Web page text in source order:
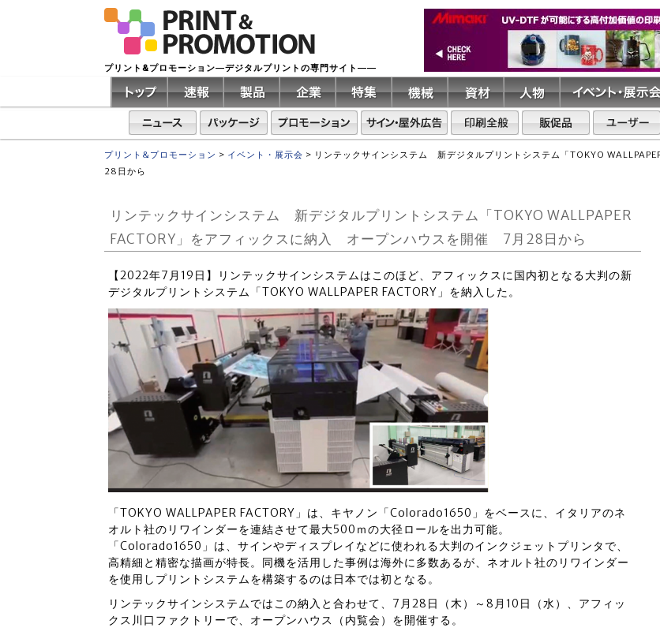
プリント&プロモーション―デジタルプリントの専門サイト――
プリント&プロモーション > イベント・展示会 > リンテックサインシステム 新デジタルプリントシステム「TOKYO
28日から
リンテックサインシステム 新デジタルプリントシステム「TOKYO WALLPAPER
FACTORY」をアフィックスに納入 オープンハウスを開催 7月28日から
【2022年7月19日】リンテックサインシステムはこのほど、アフィックスに国内初となる大判の新
デジタルプリントシステム「TOKYO WALLPAPER FACTORY」を納入した。
「TOKYO WALLPAPER FACTORY」は、キヤノン「Colorado1650」をベースに、イタリアのネ
オルト社のリワインダーを連結させて最大500ｍの大径ロールを出力可能。
「Colorado1650」は、サインやディスプレイなどに使われる大判のインクジェットプリンタで、
高精細と精密な描画が特長。同機を活用した事例は海外に多数あるが、ネオルト社のリワインダー
を使用しプリントシステムを構築するのは日本では初となる。
リンテックサインシステムではこの納入と合わせて、7月28日（木）～8月10日（水）、アフィッ
クス川口ファクトリーで、オープンハウス（内覧会）を開催する。